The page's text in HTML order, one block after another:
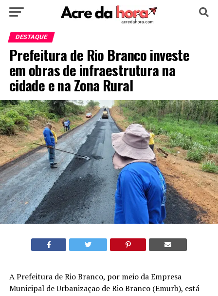
HOME
EDUCAÇÃO NOTÍCIA MUNDO
DESTAQUE
Prefeitura de Rio Branco investe
em obras de infraestrutura na
cidade e na Zona Rural
A Prefeitura de Rio Branco, por meio da Empresa
Municipal de Urbanização de Rio Branco (Emurb), está